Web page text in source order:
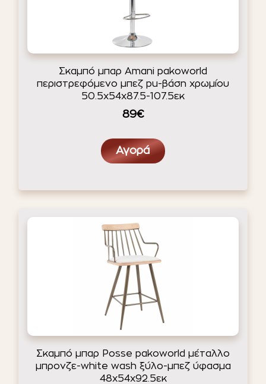
Σκαμπό μπαρ Amani pakoworld
περιστρεφόμενο μπεζ pu-βάση χρωμίου
50.5x54x87.5-107.5εκ
89€
Αγορά
Σκαμπό μπαρ Posse pakoworld μέταλλο
μπρονζε-white wash ξύλο-μπεζ ύφασμα
48x54x92.5εκ